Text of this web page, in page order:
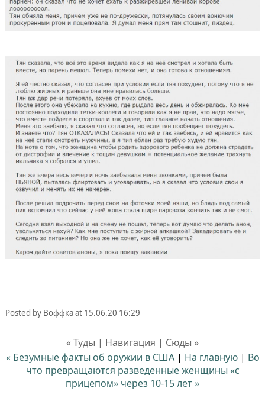
Posted by Воффкаat 15.06.20 16:29
« Туды | Навигация | Сюды »
« Безумные факты об оружии в США| На главную| Во
что превращаются разведенные женщины «с
прицепом» через 10-15 лет »